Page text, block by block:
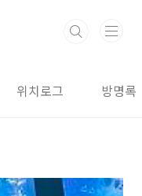
위치로그 방명록